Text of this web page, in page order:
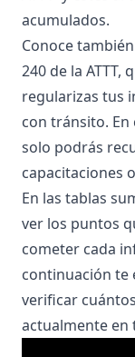
acumulados.
Conoce también
240 de la ATTT,
regularizas tus
con tránsito. En
solo podrás
capacitaciones
En las tablas
ver los puntos
cometer cada
continuación te
verificar
actualmente en